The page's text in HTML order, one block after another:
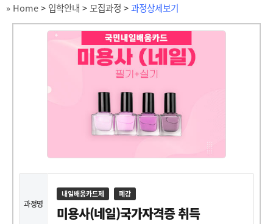
» Home> 입학안내 >모집과정 >과정상세보기
과정명
내일배움카드제 폐강
미용사(네일)국가자격증 취득